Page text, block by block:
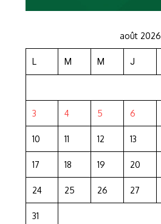
août 2026
L M M J
3 4 5 6
10 11 12 13
17 18 19 20
24 25 26 27
31